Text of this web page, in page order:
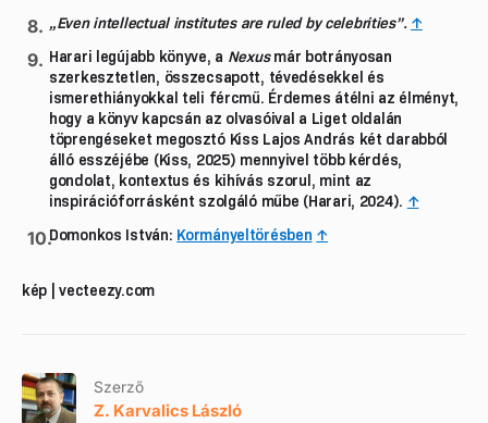
„Even intellectual institutes are ruled by celebrities”. ↑
Harari legújabb könyve, a Nexusmár botrányosan
szerkesztetlen, összecsapott, tévedésekkel és
ismerethiányokkal teli fércmű. Érdemes átélni az élményt,
hogy a könyv kapcsán az olvasóival a Liget oldalán
töprengéseket megosztó Kiss Lajos András két darabból
álló esszéjébe (Kiss, 2025) mennyivel több kérdés,
gondolat, kontextus és kihívás szorul, mint az
inspirációforrásként szolgáló műbe (Harari, 2024). ↑
Domonkos István: Kormányeltörésben ↑
kép | vecteezy.com
Szerző
Z. Karvalics László